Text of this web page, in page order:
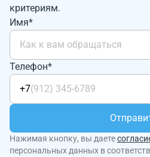
критериям.
Имя*
Телефон*
+7
Нажимая кнопку, вы даете
персональных данных в